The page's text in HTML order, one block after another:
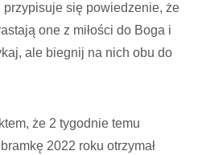
się powiedzenie, że
one z miłości do Boga i
ale biegnij na nich obu do
że 2 tygodnie temu
2022 roku otrzymał